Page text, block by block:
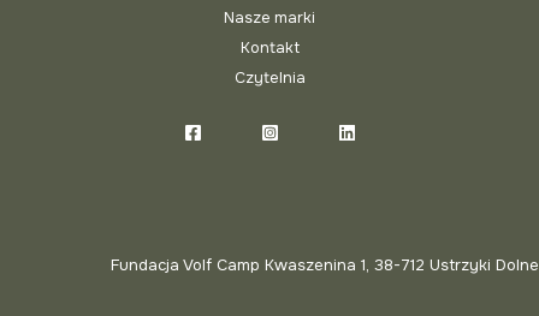
Nasze marki
Kontakt
Czytelnia
Fundacja Volf Camp Kwaszenina 1, 38-712 Ustrzyki Dolne